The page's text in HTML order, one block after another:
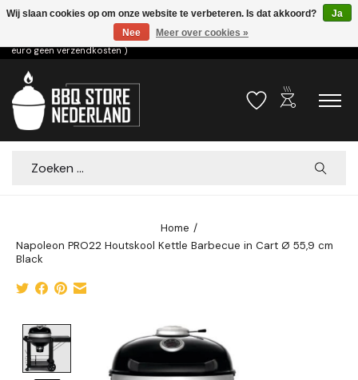
Voor 15.00u besteld dezelfde dag verzonden! ( 6,95 verzendkosten, vanaf 75
euro geen verzendkosten )
Verlanglijst
outdoor_grill
Zoeken
Home /
Napoleon PRO22 Houtskool Kettle Barbecue in Cart Ø 55,9 cm
Black
Product image slideshow Items
Wij slaan cookies op om onze website te verbeteren. Is dat akkoord?
Ja
Nee
Meer over cookies »